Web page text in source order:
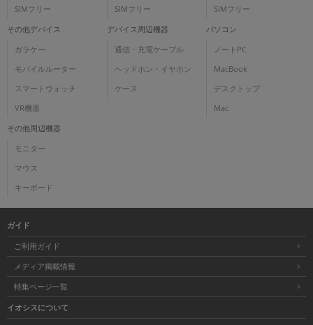
SIMフリー
SIMフリー
SIMフリー
その他デバイス
ガラケー
モバイルルーター
スマートウォッチ
VR機器
デバイス周辺機器
通信・充電ケーブル
ヘッドホン・イヤホン
ケース
パソコン
ノートPC
MacBook
デスクトップ
Mac
その他周辺機器
モニター
マウス
キーボード
ガイド
ご利用ガイド
メディア掲載情報
特集ページ一覧
イオシスについて